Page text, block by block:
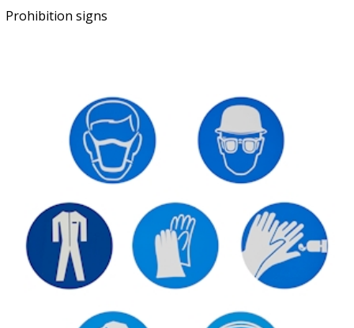
Prohibition signs